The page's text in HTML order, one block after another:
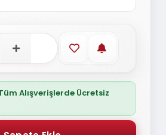
Favorilere ekle
Stoğa
Alışverişlerde Ücretsiz